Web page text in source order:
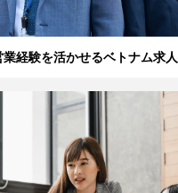
業経験を活かせるベトナム求